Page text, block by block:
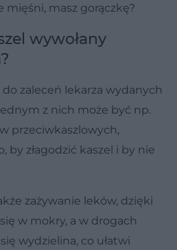
mięśni, masz gorączkę?
wywołany
zaleceń lekarza wydanych
z nich może być np.
przeciwkaszlowych,
by złagodzić kaszel i by nie
zażywanie leków, dzięki
w mokry, a w drogach
wydzielina, co ułatwi